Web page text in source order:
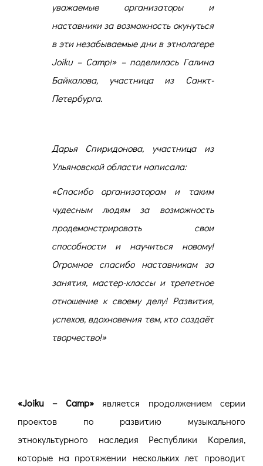
уважаемые организаторы и
наставники за возможность окунуться
в эти незабываемые дни в этнолагере
Joiku – Camp!» – поделилась Галина
Байкалова, участница из Санкт-
Петербурга.
Дарья Спиридонова, участница из
Ульяновской области написала:
«Спасибо организаторам и таким
чудесным людям за возможность
продемонстрировать свои
способности и научиться новому!
Огромное спасибо наставникам за
занятия, мастер-классы и трепетное
отношение к своему делу! Развития,
успехов, вдохновения тем, кто создаёт
творчество!»
«Joiku – Camp»является продолжением серии
проектов по развитию музыкального
этнокультурного наследия Республики Карелия,
которые на протяжении нескольких лет проводит